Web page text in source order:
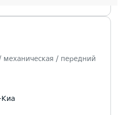
механическая / передний
Киа